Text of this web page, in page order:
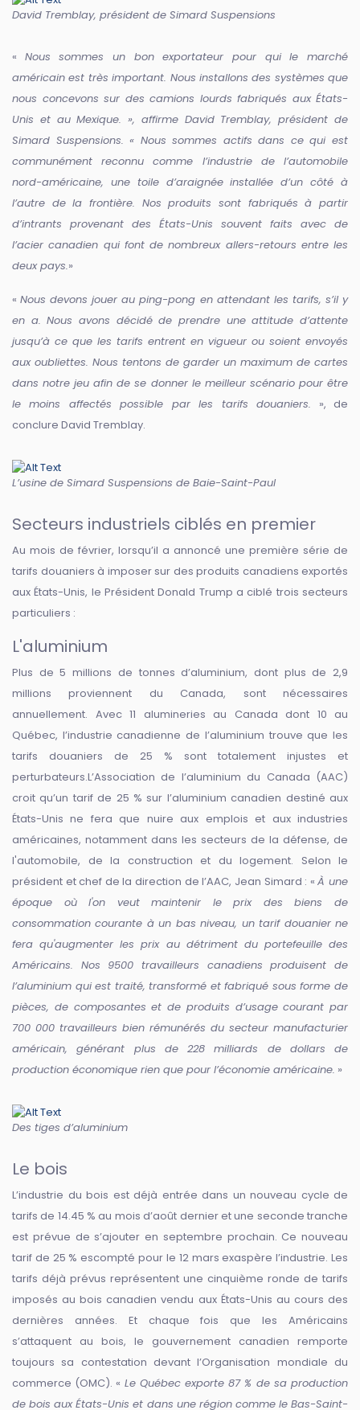
David Tremblay, président de Simard Suspensions
« Nous sommes un bon exportateur pour qui le marché
américain est très important. Nous installons des systèmes que
nous concevons sur des camions lourds fabriqués aux États-
Unis et au Mexique. », affirme David Tremblay, président de
Simard Suspensions. « Nous sommes actifs dans ce qui est
communément reconnu comme l’industrie de l’automobile
nord-américaine, une toile d’araignée installée d’un côté à
l’autre de la frontière. Nos produits sont fabriqués à partir
d’intrants provenant des États-Unis souvent faits avec de
l’acier canadien qui font de nombreux allers-retours entre les
deux pays.»
«Nous devons jouer au ping-pong en attendant les tarifs, s’il y
en a. Nous avons décidé de prendre une attitude d’attente
jusqu’à ce que les tarifs entrent en vigueur ou soient envoyés
aux oubliettes. Nous tentons de garder un maximum de cartes
dans notre jeu afin de se donner le meilleur scénario pour être
le moins affectés possible par les tarifs douaniers. », de
conclure David Tremblay.
L’usine de Simard Suspensions de Baie-Saint-Paul
Secteurs industriels ciblés en premier
Au mois de février, lorsqu’il a annoncé une première série de
tarifs douaniers à imposer sur des produits canadiens exportés
aux États-Unis, le Président Donald Trump a ciblé trois secteurs
particuliers :
L'aluminium
Plus de 5 millions de tonnes d’aluminium, dont plus de 2,9
millions proviennent du Canada, sont nécessaires
annuellement. Avec 11 alumineries au Canada dont 10 au
Québec, l’industrie canadienne de l’aluminium trouve que les
tarifs douaniers de 25 % sont totalement injustes et
perturbateurs.L’Association de l’aluminium du Canada (AAC)
croit qu’un tarif de 25 % sur l’aluminium canadien destiné aux
États-Unis ne fera que nuire aux emplois et aux industries
américaines, notamment dans les secteurs de la défense, de
l'automobile, de la construction et du logement. Selon le
président et chef de la direction de l’AAC, Jean Simard : «À une
époque où l'on veut maintenir le prix des biens de
consommation courante à un bas niveau, un tarif douanier ne
fera qu'augmenter les prix au détriment du portefeuille des
Américains. Nos 9500 travailleurs canadiens produisent de
l’aluminium qui est traité, transformé et fabriqué sous forme de
pièces, de composantes et de produits d’usage courant par
700 000 travailleurs bien rémunérés du secteur manufacturier
américain, générant plus de 228 milliards de dollars de
production économique rien que pour l’économie américaine. »
Des tiges d’aluminium
Le bois
L’industrie du bois est déjà entrée dans un nouveau cycle de
tarifs de 14.45 % au mois d’août dernier et une seconde tranche
est prévue de s’ajouter en septembre prochain. Ce nouveau
tarif de 25 % escompté pour le 12 mars exaspère l’industrie. Les
tarifs déjà prévus représentent une cinquième ronde de tarifs
imposés au bois canadien vendu aux États-Unis au cours des
dernières années. Et chaque fois que les Américains
s’attaquent au bois, le gouvernement canadien remporte
toujours sa contestation devant l’Organisation mondiale du
commerce (OMC). « Le Québec exporte 87 % de sa production
de bois aux États-Unis et dans une région comme le Bas-Saint-